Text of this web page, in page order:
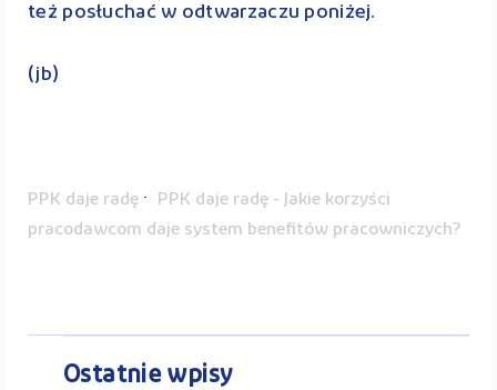
też posłuchać w odtwarzaczu poniżej.
(jb)
PPK daje radę ·
PPK daje radę - Jakie korzyści
pracodawcom daje system benefitów pracowniczych?
Ostatnie wpisy